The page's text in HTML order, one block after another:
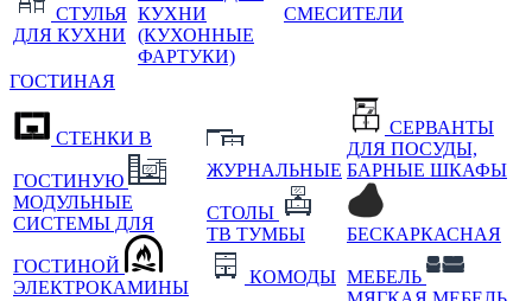
СТУЛЬЯ
ДЛЯ КУХНИ
КУХНИ
(КУХОННЫЕ
ФАРТУКИ)
СМЕСИТЕЛИ
ГОСТИНАЯ
СТЕНКИ В
ГОСТИНУЮ
МОДУЛЬНЫЕ
СИСТЕМЫ ДЛЯ
ГОСТИНОЙ
ЭЛЕКТРОКАМИНЫ
ЖУРНАЛЬНЫЕ
СТОЛЫ
ТВ ТУМБЫ
КОМОДЫ
СЕРВАНТЫ
ДЛЯ ПОСУДЫ,
БАРНЫЕ ШКАФЫ
БЕСКАРКАСНАЯ
МЕБЕЛЬ